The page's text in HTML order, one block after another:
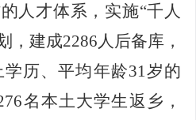
人才体系，实施“千人
，建成2286人后备库，
历、平均年龄31岁的
名本土大学生返乡，